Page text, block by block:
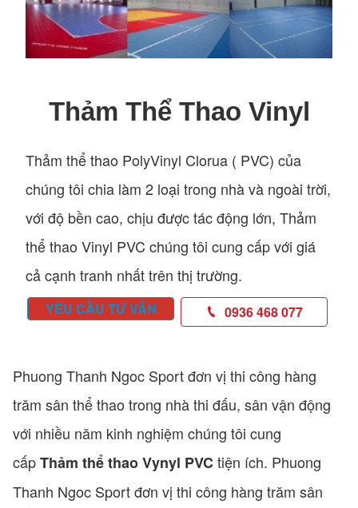
Thảm Thể Thao Vinyl
Thảm thể thao PolyVinyl Clorua ( PVC) của
chúng tôi chia làm 2 loại trong nhà và ngoài trời,
với độ bền cao, chịu được tác động lớn, Thảm
thể thao Vinyl PVC chúng tôi cung cấp với giá
cả cạnh tranh nhất trên thị trường.
YÊU CẦU TƯ VẤN 0936 468 077
Phuong Thanh Ngoc Sport đơn vị thi công hàng
trăm sân thể thao trong nhà thi đấu, sân vận động
với nhiều năm kinh nghiệm chúng tôi cung
cấpThảm thể thao Vynyl PVCtiện ích. Phuong
Thanh Ngoc Sport đơn vị thi công hàng trăm sân